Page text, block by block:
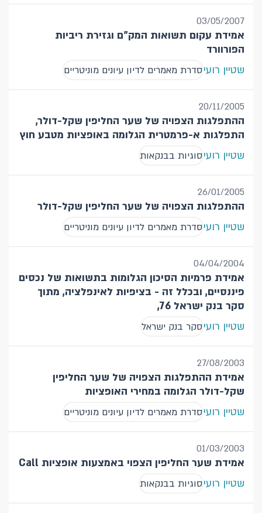
03/05/2007
אמידת עקום תשואות המק"ם וגזירת ריביות
הפורוורד
שטיין רועיסדרת מאמרים לדיון עיונים מוניטריים
20/11/2005
ההתפלגות הצפויה של שער החליפין שקל-דולר,
התפלגות א-פרמטרית הגלומה באופציות מטבע חוץ
שטיין רועיסוגיות בבנקאות
26/01/2005
ההתפלגות הצפויה של שער החליפין שקל-דולר
שטיין רועיסדרת מאמרים לדיון עיונים מוניטריים
04/04/2004
אמידת פרמיות הסיכון הגלומות בתשואות של נכסים
פיננסיים, ובכלל זה - בציפיות לאינפלציה, מתוך
סקר בנק ישראל 76,
שטיין רועיסקר בנק ישראל
27/08/2003
אמידת ההתפלגות הצפויה של שער החליפין
שקל-דולר הגלומה במחירי האופציות
שטיין רועיסדרת מאמרים לדיון עיונים מוניטריים
01/03/2003
אמידת שער החליפין הצפוי באמצעות אופציות Call
שטיין רועיסוגיות בבנקאות